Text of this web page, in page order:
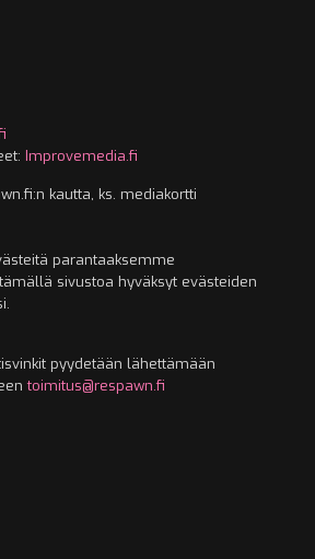
Improvemedia.fi
kautta, ks. mediakortti
parantaaksemme
sivustoa hyväksyt evästeiden
pyydetään lähettämään
toimitus@respawn.fi